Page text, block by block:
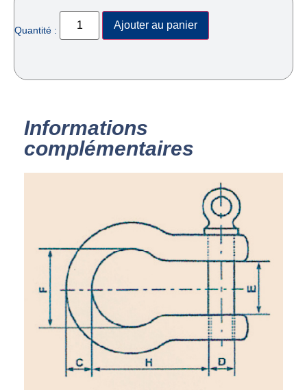
Quantité : Ajouter au panier
Informations
complémentaires